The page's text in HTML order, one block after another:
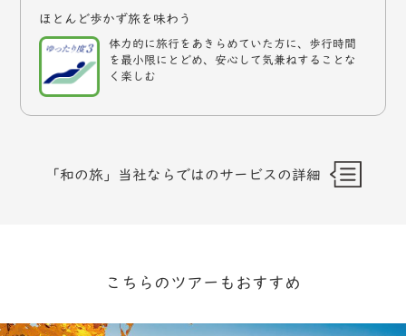
ほとんど歩かず旅を味わう
体力的に旅行をあきらめていた方に、歩行時間
を最小限にとどめ、安心して気兼ねすることな
く楽しむ
「和の旅」当社ならではのサービスの詳細
こちらのツアーもおすすめ